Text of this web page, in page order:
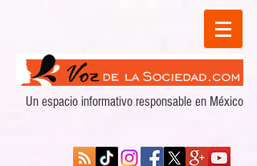
Un espacio informativo responsable en México